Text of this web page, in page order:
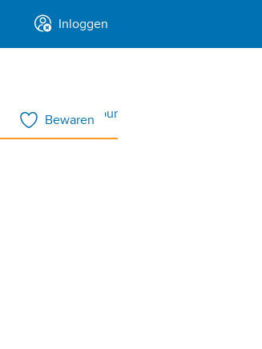
Inloggen
Bewaren3D tour